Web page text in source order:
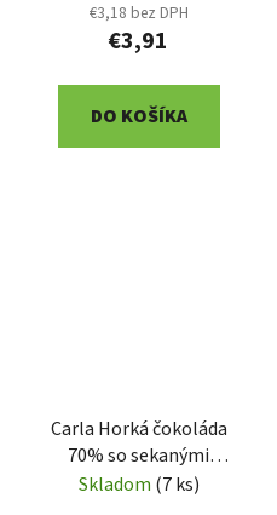
€3,18 bez DPH
€3,91
DO KOŠÍKA
Carla Horká čokoláda
70% so sekanými
mandľami 80g (VH572)
Skladom (7 ks)